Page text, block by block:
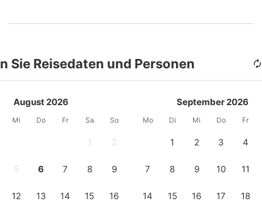
Sie Reisedaten und Personen
August 2026
Mi Do Fr Sa So
1 2
5 6 7 8 9
12 13 14 15 16
September 2026
Mo Di Mi Do Fr
1 2 3 4
7 8 9 10 11
14 15 16 17 18